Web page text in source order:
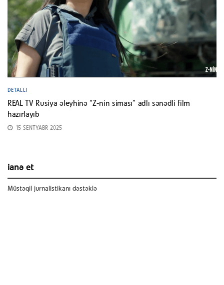
DETALLI
REAL TV Rusiya əleyhinə “Z-nin siması” adlı sənədli film
hazırlayıb
15 SENTYABR 2025
ianə et
Müstəqil jurnalistikanı dəstəklə